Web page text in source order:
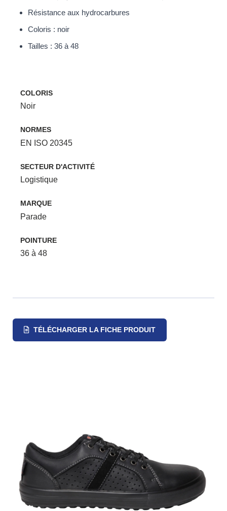
Résistance aux hydrocarbures
Coloris : noir
Tailles : 36 à 48
COLORIS
Noir
NORMES
EN ISO 20345
SECTEUR D'ACTIVITÉ
Logistique
MARQUE
Parade
POINTURE
36 à 48
TÉLÉCHARGER LA FICHE PRODUIT